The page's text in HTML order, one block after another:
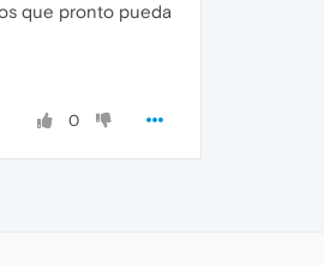
que pronto pueda
0